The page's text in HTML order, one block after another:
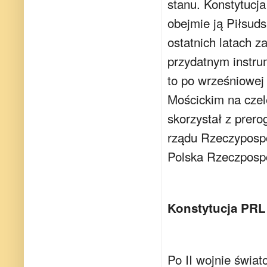
obejmie ją
ostatnich latach
przydatnym
to po
Mościckim na
skorzystał z
rządu
Polska
Konstytucja
Po II wojnie